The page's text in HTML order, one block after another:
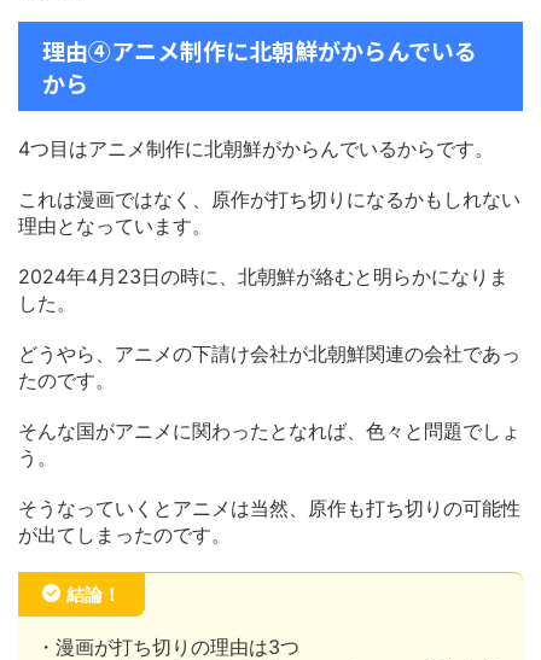
理由④アニメ制作に北朝鮮がからんでいる
から
4つ目はアニメ制作に北朝鮮がからんでいるからです。
これは漫画ではなく、原作が打ち切りになるかもしれない
理由となっています。
2024年4月23日の時に、北朝鮮が絡むと明らかになりま
した。
どうやら、アニメの下請け会社が北朝鮮関連の会社であっ
たのです。
そんな国がアニメに関わったとなれば、色々と問題でしょ
う。
そうなっていくとアニメは当然、原作も打ち切りの可能性
が出てしまったのです。
結論！
・漫画が打ち切りの理由は3つ